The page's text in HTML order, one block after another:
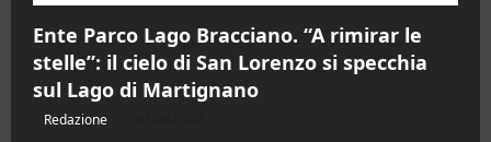
Ente Parco Lago Bracciano. “A rimirar le
stelle”: il cielo di San Lorenzo si specchia
sul Lago di Martignano
Redazione